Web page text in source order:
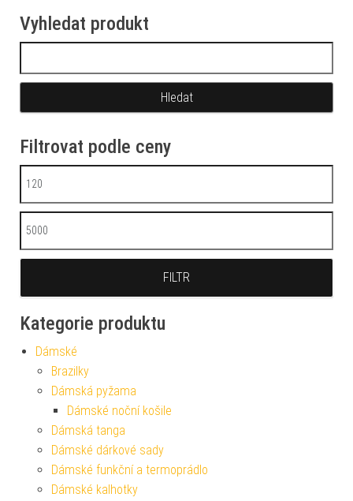
Vyhledat produkt
Filtrovat podle ceny
Minimální cena
Maximální cena
FILTR
Kategorie produktu
Dámské
Brazilky
Dámská pyžama
Dámské noční košile
Dámská tanga
Dámské dárkové sady
Dámské funkční a termoprádlo
Dámské kalhotky